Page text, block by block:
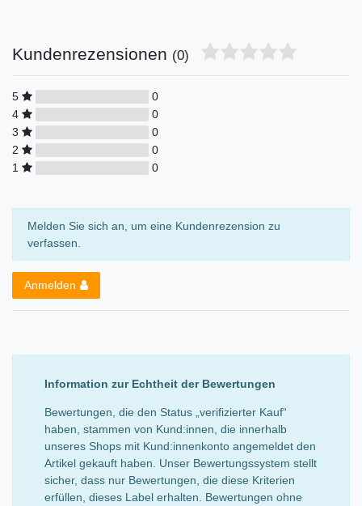
Kundenrezensionen (0)
5
0
4
0
3
0
2
0
1
0
Melden Sie sich an, um eine Kundenrezension zu
verfassen.
Anmelden
Information zur Echtheit der Bewertungen
Bewertungen, die den Status „verifizierter Kauf“
haben, stammen von Kund:innen, die innerhalb
unseres Shops mit Kund:innenkonto angemeldet den
Artikel gekauft haben. Unser Bewertungssystem stellt
sicher, dass nur Bewertungen, die diese Kriterien
erfüllen, dieses Label erhalten. Bewertungen ohne